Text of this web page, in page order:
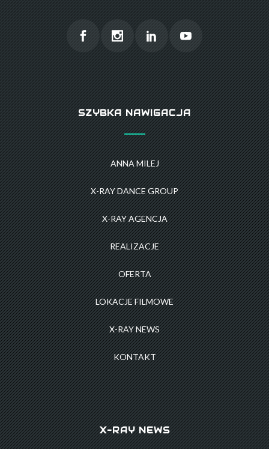
SZYBKA NAWIGACJA
ANNA MILEJ
X-RAY DANCE GROUP
X-RAY AGENCJA
REALIZACJE
OFERTA
LOKACJE FILMOWE
X-RAY NEWS
KONTAKT
X-RAY NEWS